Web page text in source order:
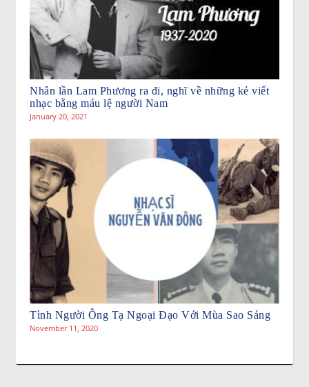
Nhân lần Lam Phương ra đi, nghĩ về những kẻ viết
nhạc bằng máu lệ người Nam
January 20, 2021
Tình Người Ông Tạ Ngoại Đạo Với Mùa Sao Sáng
November 11, 2020